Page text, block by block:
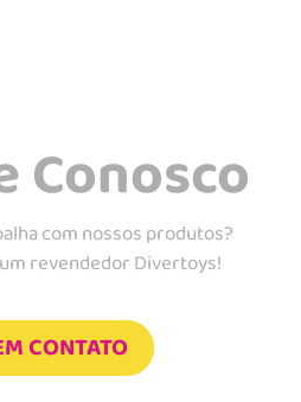
Conosco
com nossos produtos?
revendedor Divertoys!
CONTATO